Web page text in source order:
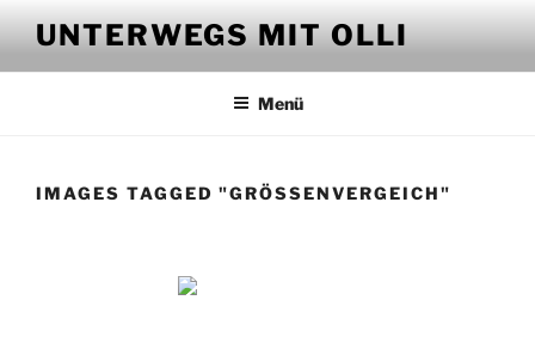
Inhalt
springen
UNTERWEGS MIT OLLI
Menü
IMAGES TAGGED "GRÖSSENVERGEICH"